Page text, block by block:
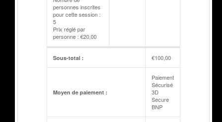
personnes inscrites
pour cette session :
5
Prix réglé par
personne : €20,00
Sous-total : €100,00
Moyen de paiement :
Paiement
Sécurisé
3D
Secure
BNP